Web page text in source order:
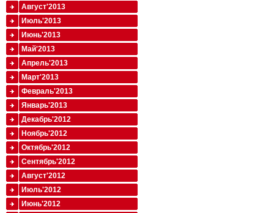
Август'2013
Июль'2013
Июнь'2013
Май'2013
Апрель'2013
Март'2013
Февраль'2013
Январь'2013
Декабрь'2012
Ноябрь'2012
Октябрь'2012
Сентябрь'2012
Август'2012
Июль'2012
Июнь'2012